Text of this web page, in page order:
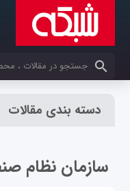
کلمات کلیدی خود را وارد
دسته بندی مقالات
سازمان نظام